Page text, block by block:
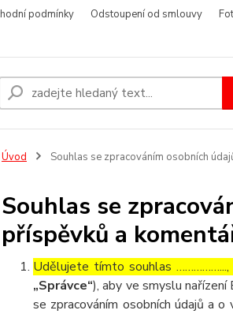
podmínky Odstoupení od smlouvy
Úvod Souhlas se zpracováním osobních
Souhlas se
příspěvků a
Udělujete tímto souhlas
„Správce“), aby ve smyslu
se zpracováním osobních údajů a